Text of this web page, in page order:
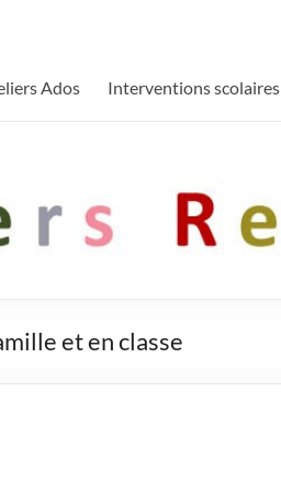
Ados Interventions scolaires
et en classe